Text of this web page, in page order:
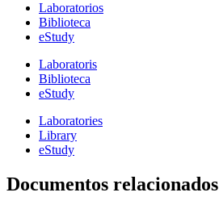
Laboratorios
Biblioteca
eStudy
Laboratoris
Biblioteca
eStudy
Laboratories
Library
eStudy
Documentos relacionados